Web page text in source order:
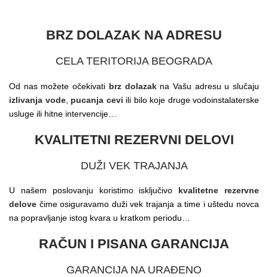
BRZ DOLAZAK NA ADRESU
CELA TERITORIJA BEOGRADA
Od nas možete očekivati brz dolazakna Vašu adresu u slučaju
izlivanja vode, pucanja cevi ili bilo koje druge vodoinstalaterske
usluge ili hitne intervencije…
KVALITETNI REZERVNI DELOVI
DUŽI VEK TRAJANJA
U našem poslovanju koristimo isključivo kvalitetne rezervne
delove čime osiguravamo duži vek trajanja a time i uštedu novca
na popravljanje istog kvara u kratkom periodu…
RAČUN I PISANA GARANCIJA
GARANCIJA NA URAĐENO